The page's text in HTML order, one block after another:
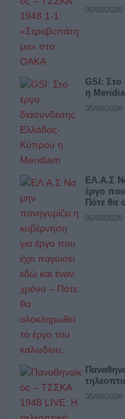
05/08/2026
GSI:
η
05/08/2026
ΕΛ.Α.Σ
έργο
Πότε θα
05/08/2026
05/08/2026